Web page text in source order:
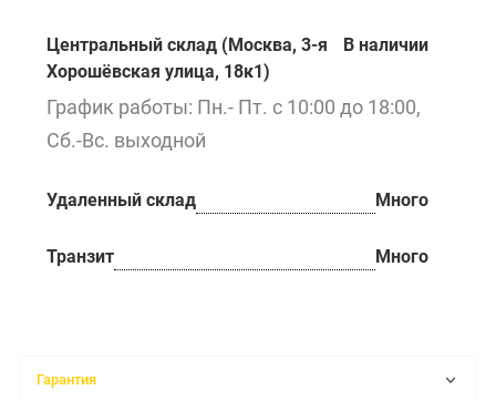
Центральный склад (Москва, 3-я
Хорошёвская улица, 18к1)
В наличии
График работы: Пн.- Пт. с 10:00 до 18:00,
Сб.-Вс. выходной
Удаленный склад Много
Транзит Много
Гарантия